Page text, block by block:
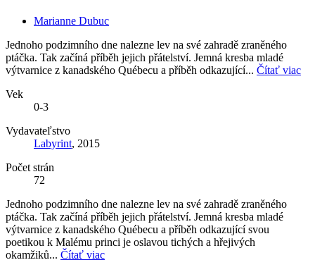
Marianne Dubuc
Jednoho podzimního dne nalezne lev na své zahradě zraněného
ptáčka. Tak začíná příběh jejich přátelství. Jemná kresba mladé
výtvarnice z kanadského Québecu a příběh odkazující... Čítať viac
Vek
0-3
Vydavateľstvo
Labyrint, 2015
Počet strán
72
Jednoho podzimního dne nalezne lev na své zahradě zraněného
ptáčka. Tak začíná příběh jejich přátelství. Jemná kresba mladé
výtvarnice z kanadského Québecu a příběh odkazující svou
poetikou k Malému princi je oslavou tichých a hřejivých
okamžiků... Čítať viac